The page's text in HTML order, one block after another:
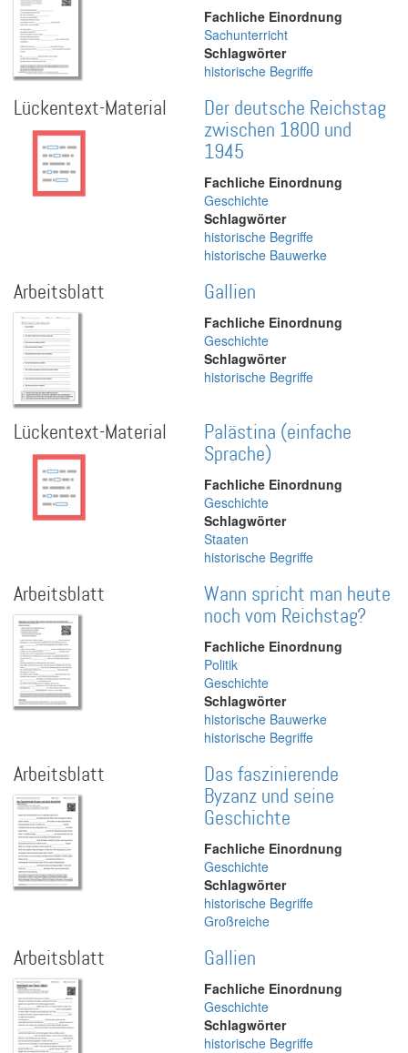
Fachliche Einordnung
Sachunterricht
Schlagwörter
historische Begriffe
Lückentext-Material
Der deutsche Reichstag
zwischen 1800 und
1945
Fachliche Einordnung
Geschichte
Schlagwörter
historische Begriffe
historische Bauwerke
Arbeitsblatt Gallien
Fachliche Einordnung
Geschichte
Schlagwörter
historische Begriffe
Lückentext-Material
Palästina (einfache
Sprache)
Fachliche Einordnung
Geschichte
Schlagwörter
Staaten
historische Begriffe
Arbeitsblatt
Wann spricht man heute
noch vom Reichstag?
Fachliche Einordnung
Politik
Geschichte
Schlagwörter
historische Bauwerke
historische Begriffe
Arbeitsblatt
Das faszinierende
Byzanz und seine
Geschichte
Fachliche Einordnung
Geschichte
Schlagwörter
historische Begriffe
Großreiche
Arbeitsblatt Gallien
Fachliche Einordnung
Geschichte
Schlagwörter
historische Begriffe